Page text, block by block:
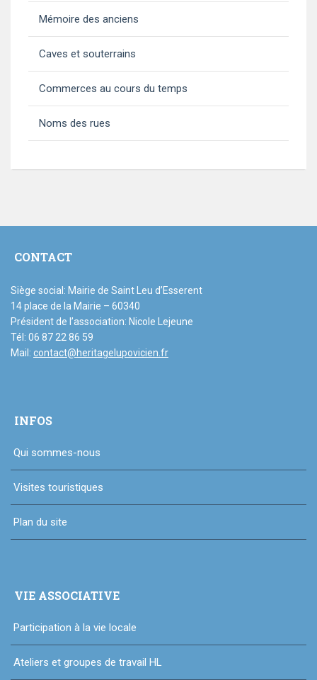
Mémoire des anciens
Caves et souterrains
Commerces au cours du temps
Noms des rues
CONTACT
Siège social: Mairie de Saint Leu d’Esserent
14 place de la Mairie – 60340
Président de l’association: Nicole Lejeune
Tél: 06 87 22 86 59
Mail: contact@heritagelupovicien.fr
INFOS
Qui sommes-nous
Visites touristiques
Plan du site
VIE ASSOCIATIVE
Participation à la vie locale
Ateliers et groupes de travail HL